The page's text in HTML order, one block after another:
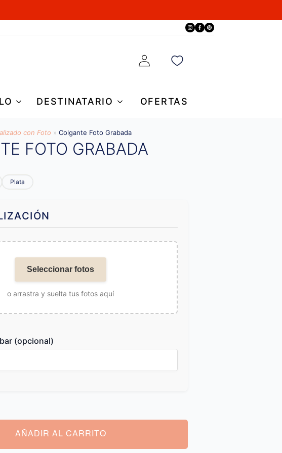
DESTINATARIO OFERTAS
con Foto » Colgante Foto Grabada
FOTO GRABADA
Plata
Seleccionar fotos
o arrastra y suelta tus fotos aquí
(opcional)
AÑADIR AL CARRITO